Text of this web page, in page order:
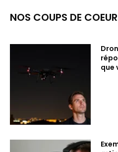
NOS COUPS DE COEUR
que